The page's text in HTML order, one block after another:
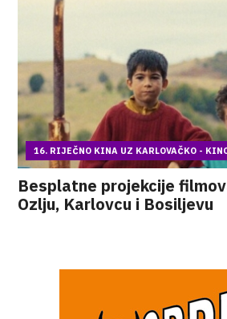
16. RIJEČNO KINA UZ KARLOVAČKO -
Besplatne projekcije
Ozlju, Karlovcu i Bosiljevu